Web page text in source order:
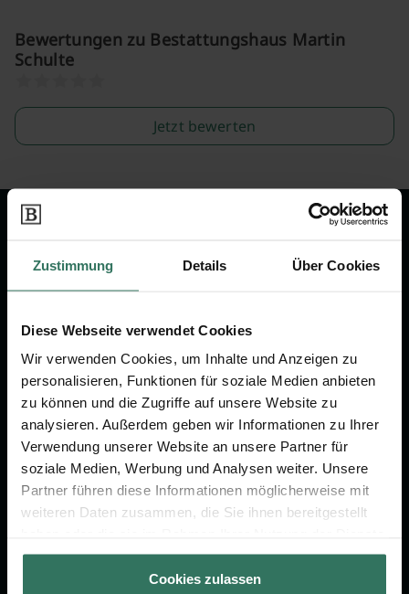
Zustimmung Details Über Cookies
Diese Webseite verwendet Cookies
Wir verwenden Cookies, um Inhalte und Anzeigen zu
personalisieren, Funktionen für soziale Medien anbieten
zu können und die Zugriffe auf unsere Website zu
analysieren. Außerdem geben wir Informationen zu Ihrer
Verwendung unserer Website an unsere Partner für
soziale Medien, Werbung und Analysen weiter. Unsere
Partner führen diese Informationen möglicherweise mit
weiteren Daten zusammen, die Sie ihnen bereitgestellt
gesammelt haben.
Cookies zulassen
Bewertungen zu Bestattungshaus Martin
Schulte
Jetzt bewerten
um das Thema Bestattung &
Vorsorge.
FÜR SIE
Vergleich
Ratgeber
Verzeichnis
FÜR BESTATTER
Online-Portal
Kostenlos registrieren